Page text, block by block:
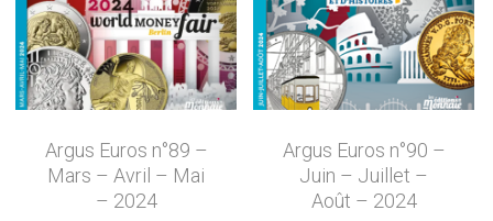
Argus Euros n°89 –
Mars – Avril – Mai
– 2024
Argus Euros n°90 –
Juin – Juillet –
Août – 2024